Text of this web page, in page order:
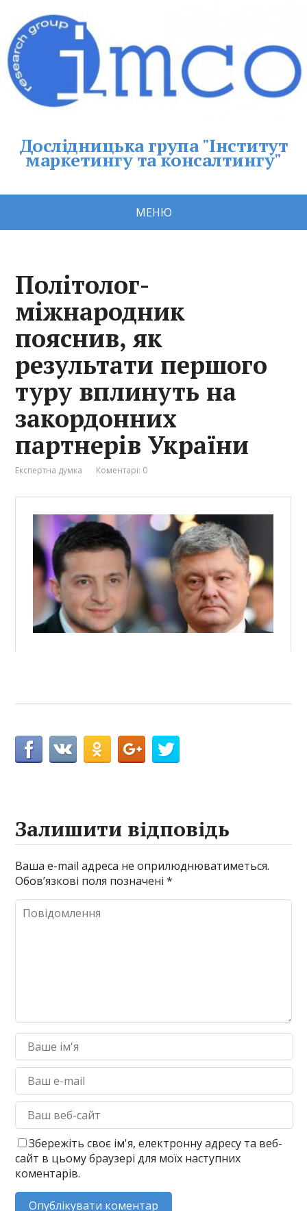
Дослідницька група "Інститут
маркетингу та консалтингу"
МЕНЮ
Політолог-
міжнародник
пояснив, як
результати першого
туру вплинуть на
закордонних
партнерів України
Експертна думка Коментарі: 0
Залишити відповідь
Ваша e-mail адреса не оприлюднюватиметься.
Обов’язкові поля позначені*
Збережіть своє ім'я, електронну адресу та веб-
сайт в цьому браузері для моїх наступних
коментарів.